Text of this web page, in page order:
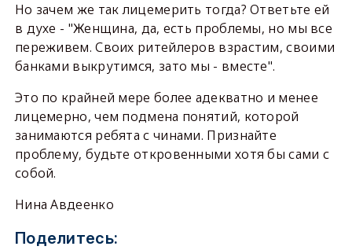
Но зачем же так лицемерить тогда? Ответьте ей
в духе - "Женщина, да, есть проблемы, но мы все
переживем. Своих ритейлеров взрастим, своими
банками выкрутимся, зато мы - вместе".
Это по крайней мере более адекватно и менее
лицемерно, чем подмена понятий, которой
занимаются ребята с чинами. Признайте
проблему, будьте откровенными хотя бы сами с
собой.
Нина Авдеенко
Поделитесь: